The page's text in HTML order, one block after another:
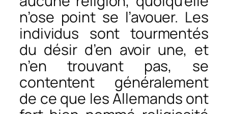
n’ose point se l’avouer. Les
individus sont tourmentés
du désir d’en avoir une, et
n’en trouvant pas, se
contentent généralement
de ce que les Allemands ont